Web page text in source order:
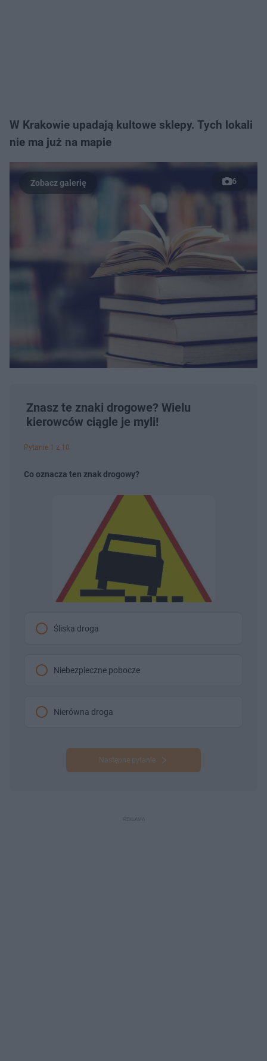
W Krakowie upadają kultowe sklepy. Tych lokali
nie ma już na mapie
6
Znasz te znaki drogowe? Wielu
kierowców ciągle je myli!
Pytanie 1 z 10
Co oznacza ten znak drogowy?
Śliska droga
Niebezpieczne pobocze
Nierówna droga
Następne pytanie